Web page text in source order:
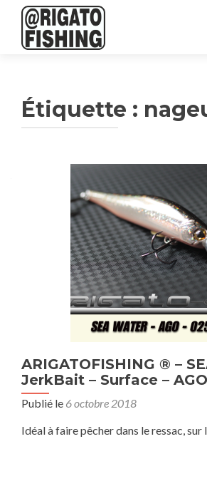
Étiquette :
ARIGATOFISHING ® –
JerkBait – Surface –
Publié le 6 octobre 2018
Idéal à faire pêcher dans le ressac, sur
articles